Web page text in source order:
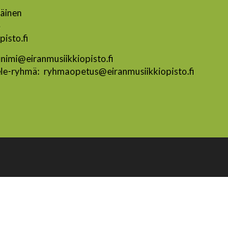
ryhmä: ryhmaopetus@eiranmusiikkiopisto.fi